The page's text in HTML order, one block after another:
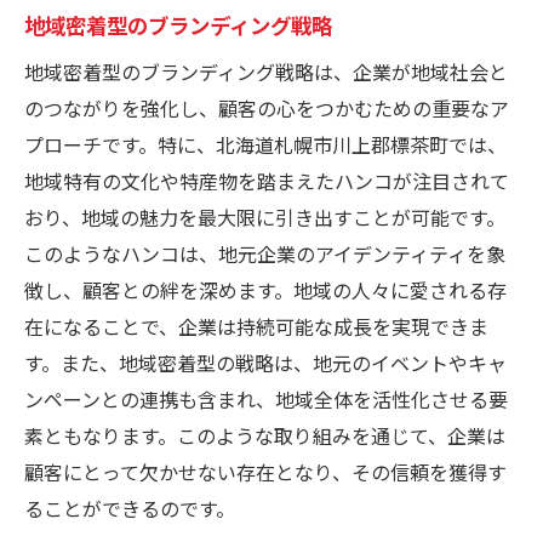
地域密着型のブランディング戦略
地域密着型のブランディング戦略は、企業が地域社会と
のつながりを強化し、顧客の心をつかむための重要なア
プローチです。特に、北海道札幌市川上郡標茶町では、
地域特有の文化や特産物を踏まえたハンコが注目されて
おり、地域の魅力を最大限に引き出すことが可能です。
このようなハンコは、地元企業のアイデンティティを象
徴し、顧客との絆を深めます。地域の人々に愛される存
在になることで、企業は持続可能な成長を実現できま
す。また、地域密着型の戦略は、地元のイベントやキャ
ンペーンとの連携も含まれ、地域全体を活性化させる要
素ともなります。このような取り組みを通じて、企業は
顧客にとって欠かせない存在となり、その信頼を獲得す
ることができるのです。